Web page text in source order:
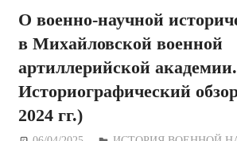
О военно-научной
в Михайловской военной
артиллерийской академии.
Историографический
2024 гг.)